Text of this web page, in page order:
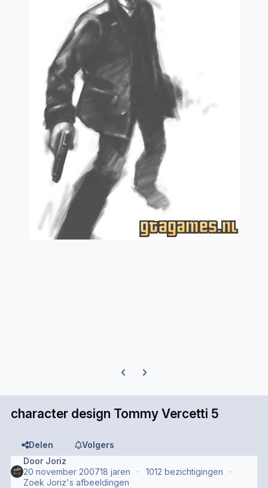
Previous carousel slide
Next carousel slide
character design Tommy Vercetti 5
Delen
Volgers
Door Joriz
20 november 200718 jaren
1012 bezichtigingen
Zoek Joriz's afbeeldingen